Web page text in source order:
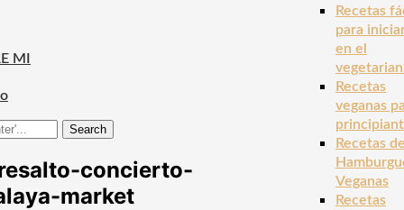
MI
Search
concierto-
market
Recetas
para
en el
Recetas
veganas
Recetas
Veganas
Recetas